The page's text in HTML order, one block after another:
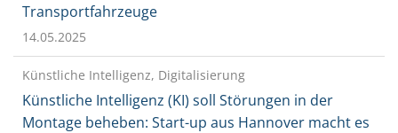
Transportfahrzeuge
14.05.2025
Künstliche Intelligenz, Digitalisierung
Künstliche Intelligenz (KI) soll Störungen in der
Montage beheben: Start-up aus Hannover macht es